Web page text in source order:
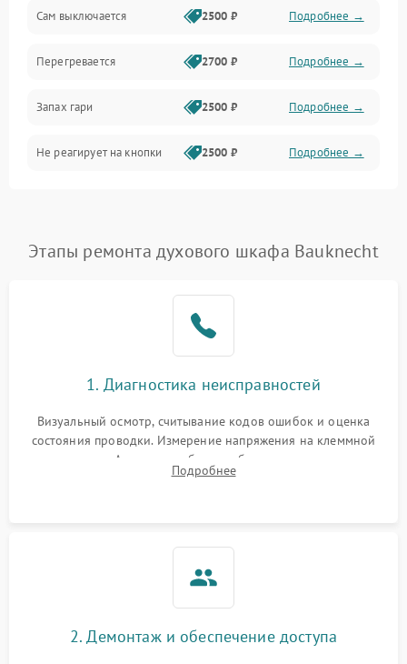
Сам выключается 2500 ₽ Подробнее →
Перегревается 2700 ₽ Подробнее →
Запах гари 2500 ₽ Подробнее →
Не реагирует на кнопки 2500 ₽ Подробнее →
Этапы ремонта духового шкафа Bauknecht
1. Диагностика неисправностей
Визуальный осмотр, считывание кодов ошибок и оценка
состояния проводки. Измерение напряжения на клеммной
колодке. Анализ жалоб на проблемы с нагревом,
конвекцией, панелью управления или блокировкой дверцы.
Подробнее
2. Демонтаж и обеспечение доступа